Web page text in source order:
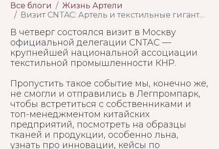
Все блоги
Жизнь Артели
Визит CNTAC: Артель и текстильные гиганты КНР
В четверг состоялся визит в Москву
официальной делегации CNTAC —
крупнейшей национальной ассоциации
текстильной промышленности КНР.
Пропустить такое событие мы, конечно же,
не смогли и отправились в Легпромпарк,
чтобы встретиться с собственниками и
топ-менеджментом китайских
предприятий, посмотреть на образцы
тканей и продукции, особенно льна,
узнать про инновации, кейсы по